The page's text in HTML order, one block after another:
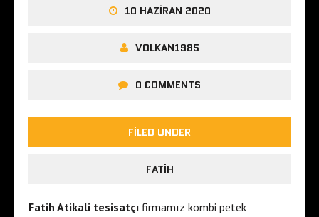
10 HAZIRAN 2020
VOLKAN1985
0 COMMENTS
FILED UNDER
FATIH
Fatih Atikali tesisatçı firmamız kombi petek